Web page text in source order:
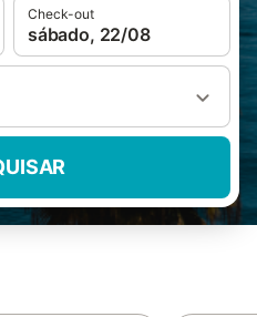
Check-out
sábado, 22/08